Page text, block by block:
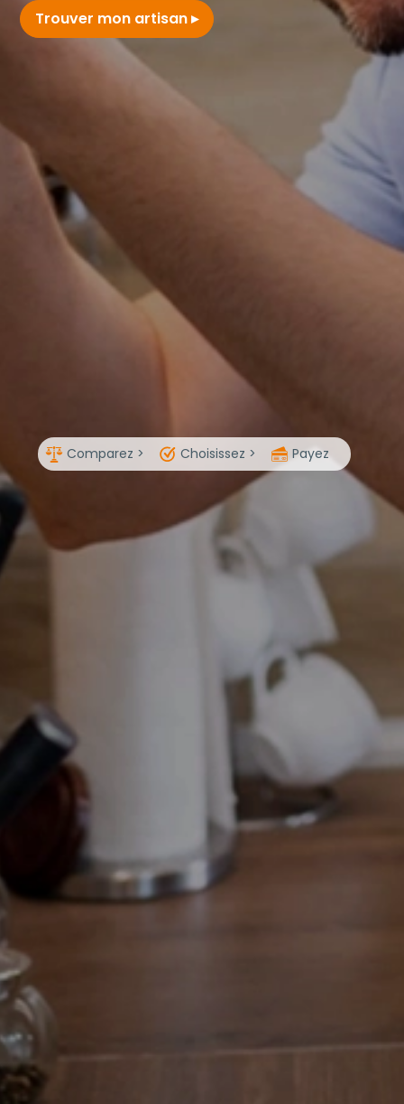
Trouver mon artisan
Comparez > Choisissez > Payez